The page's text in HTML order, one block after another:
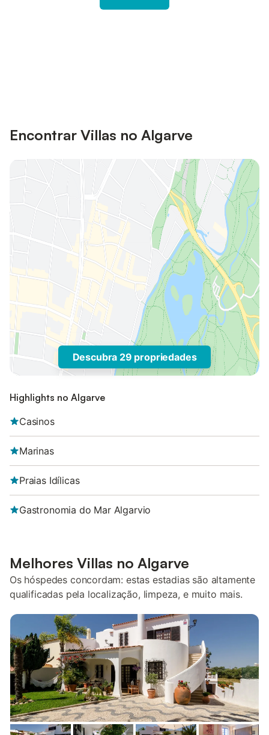
Encontrar Villas no Algarve
Descubra 29 propriedades
Highlights no Algarve
Casinos
Marinas
Praias Idílicas
Gastronomia do Mar Algarvio
Melhores Villas no Algarve
Os hóspedes concordam: estas estadias são altamente
qualificadas pela localização, limpeza, e muito mais.